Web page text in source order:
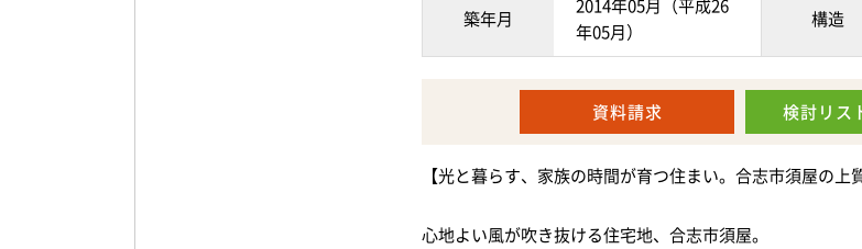
築年月
2014年05月（平成26
年05月）
構造
資料請求 検討リス
【光と暮らす、家族の時間が育つ住まい。合志市須屋の上
心地よい風が吹き抜ける住宅地、合志市須屋。